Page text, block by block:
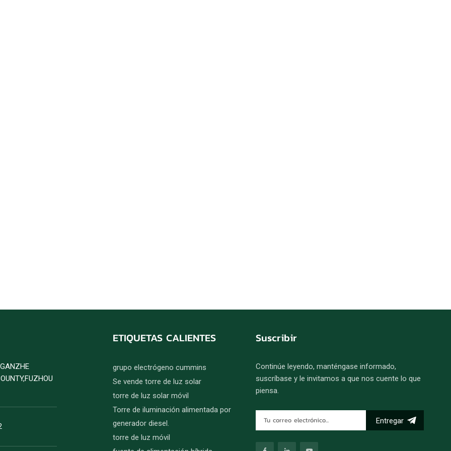
ETIQUETAS CALIENTES
grupo electrógeno cummins
Se vende torre de luz solar
torre de luz solar móvil
Torre de iluminación alimentada por
generador diesel.
torre de luz móvil
Suscribir
Continúe leyendo, manténgase informado,
suscríbase y le invitamos a que nos cuente lo que
piensa.
Entregar